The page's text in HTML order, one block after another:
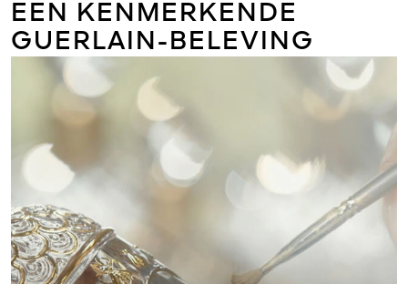
EEN KENMERKENDE
GUERLAIN-BELEVING